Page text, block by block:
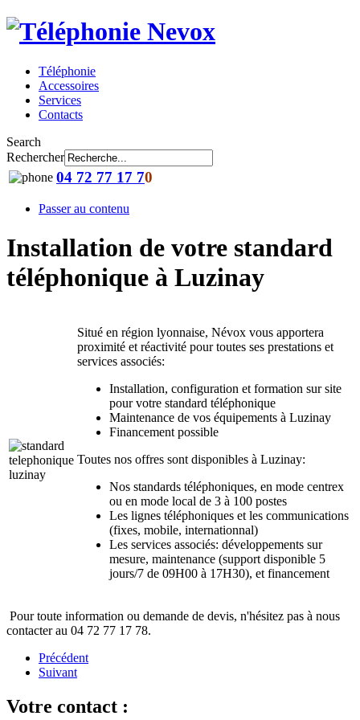
Téléphonie
Accessoires
Services
Contacts
Search
Rechercher
04 72 77 17 70
Passer au contenu
Installation de votre standard
téléphonique à Luzinay
Situé en région lyonnaise, Névox vous apportera
proximité et réactivité pour toutes ses prestations et
services associés:
Installation, configuration et formation sur site
pour votre standard téléphonique
Maintenance de vos équipements à Luzinay
Financement possible
Toutes nos offres sont disponibles à Luzinay:
Nos standards téléphoniques, en mode centrex
ou en mode local de 3 à 100 postes
Les lignes téléphoniques et les communications
(fixes, mobile, internationnal)
Les services associés: développements sur
mesure, maintenance (support disponible 5
jours/7 de 09H00 à 17H30), et financement
Pour toute information ou demande de devis, n'hésitez pas à nous
contacter au 04 72 77 17 78.
Précédent
Suivant
Votre contact :